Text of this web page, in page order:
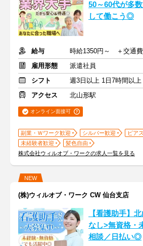
50～60代が多
して働こう◎
給与
時給1350円～ ＋交通費
雇用形態
派遣社員
シフト
週3日以上 1日7時間以上
アクセス
北山形駅
オンライン面接可
副業・Ｗワーク歓迎 シルバー歓迎
ピア
未経験者歓迎
髪色自由
株式会社ウィルオブ・ワークの求人一覧を見る
NEW
(株)ウィルオブ・ワーク CW 仙台支店
【看護助手】
なし>無資格・
相談／日払い◎